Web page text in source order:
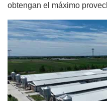
obtengan el máximo